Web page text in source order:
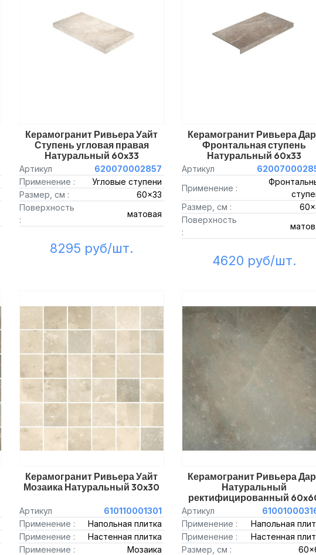
Керамогранит Ривьера Уайт
Ступень угловая правая
Натуральный 60x33
Артикул
620070002857
Применение :
Угловые ступени
Размер, см :
60x33
Поверхность
:
матовая
8295 руб/шт.
Керамогранит Ривьера
Фронтальная ступень
Натуральный 60x33
Артикул
Применение :
Размер, см :
Поверхность
:
4620 руб/шт.
Керамогранит Ривьера Уайт
Мозаика Натуральный 30x30
Артикул
610110001301
Применение :
Напольная плитка
Применение :
Настенная плитка
Применение :
Мозаика
Керамогранит Ривьера
Натуральный
ректифицированный
Артикул
Применение :
Напольная
Применение :
Настенная
Размер, см :